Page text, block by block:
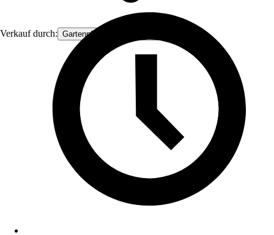
Verkauf durch: Gartenpflanzen Ammerland